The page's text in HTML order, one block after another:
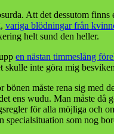
Att det dessutom
, variga blödningar från
helt sund den heller.
en nästan timmeslång
skulle inte göra mig
måste rena sig
ens wudu. Man måste
för alla möjliga och
som nog